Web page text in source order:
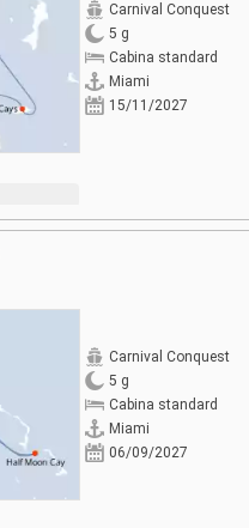
Carnival Conquest
5 g
Cabina standard
Miami
15/11/2027
Carnival Conquest
5 g
Cabina standard
Miami
06/09/2027